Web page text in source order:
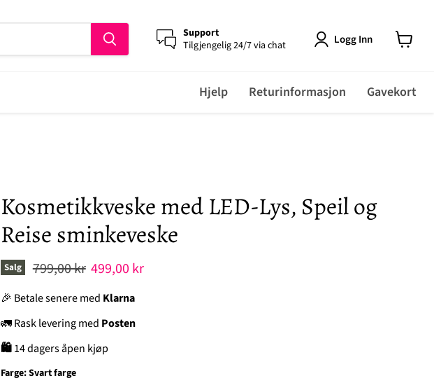
Support
Tilgjengelig 24/7 via chat
Logg Inn
Hjelp Returinformasjon Gavekort
Kosmetikkveske med LED-Lys, Speil og
Reise sminkeveske
Salg Original pris
799,00 kr Nåværende pris
499,00 kr
🎉 Betale senere med Klarna
🚛 Rask levering med Posten
🛍14 dagers åpen kjøp
Farge:Svart farge